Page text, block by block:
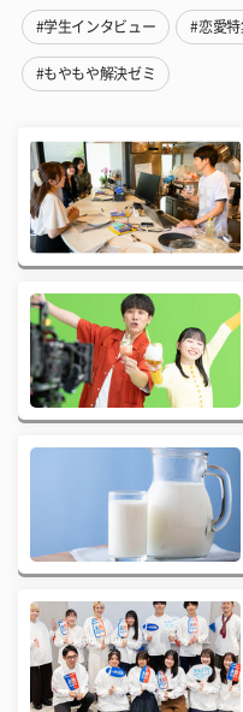
#学生インタビュー #恋愛特
#もやもや解決ゼミ